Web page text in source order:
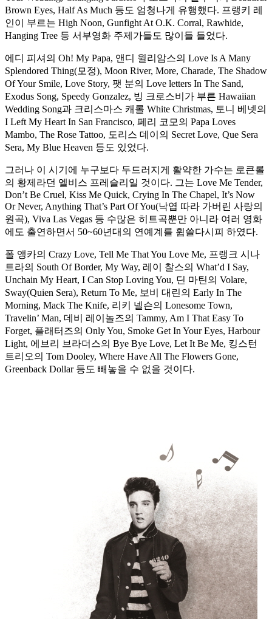
Brown Eyes, Half As Much 등도 엄청나게 유행했다. 프랭키 레
인이 부르는 High Noon, Gunfight At O.K. Corral, Rawhide,
Hanging Tree 등 서부영화 주제가들도 많이들 들었다.
에디 피셔의 Oh! My Papa, 앤디 윌리암스의 Love Is A Many
Splendored Thing(모정), Moon River, More, Charade, The Shadow
Of Your Smile, Love Story, 팻 분의 Love letters In The Sand,
Exodus Song, Speedy Gonzalez, 빙 크로스비가 부른 Hawaiian
Wedding Song과 크리스마스 캐롤 White Christmas, 토니 베넷의
I Left My Heart In San Francisco, 페리 코모의 Papa Loves
Mambo, The Rose Tattoo, 도리스 데이의 Secret Love, Que Sera
Sera, My Blue Heaven 등도 있었다.
그러나 이 시기에 누구보다 두드러지게 활약한 가수는 로큰롤
의 황제라던 엘비스 프레슬리일 것이다. 그는 Love Me Tender,
Don’t Be Cruel, Kiss Me Quick, Crying In The Chapel, It’s Now
Or Never, Anything That’s Part Of You(낙엽 따라 가버린 사랑의
원곡), Viva Las Vegas 등 수많은 히트곡뿐만 아니라 여러 영화
에도 출연하면서 50~60년대의 연예계를 휩쓸다시피 하였다.
폴 앵카의 Crazy Love, Tell Me That You Love Me, 프랭크 시나
트라의 South Of Border, My Way, 레이 찰스의 What’d I Say,
Unchain My Heart, I Can Stop Loving You, 딘 마틴의 Volare,
Sway(Quien Sera), Return To Me, 보비 대린의 Early In The
Morning, Mack The Knife, 리키 넬슨의 Lonesome Town,
Travelin’ Man, 데비 레이놀즈의 Tammy, Am I That Easy To
Forget, 플래터즈의 Only You, Smoke Get In Your Eyes, Harbour
Light, 에브리 브라더스의 Bye Bye Love, Let It Be Me, 킹스턴
트리오의 Tom Dooley, Where Have All The Flowers Gone,
Greenback Dollar 등도 빼놓을 수 없을 것이다.